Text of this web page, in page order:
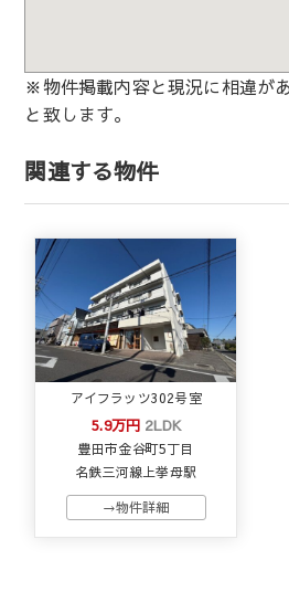
※物件掲載内容と現況に相違が
と致します。
関連する物件
アイフラッツ302号室
5.9万円 2LDK
豊田市金谷町5丁目
名鉄三河線上挙母駅
→物件詳細